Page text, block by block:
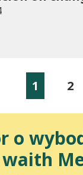
of
in-
1 2
o
waith